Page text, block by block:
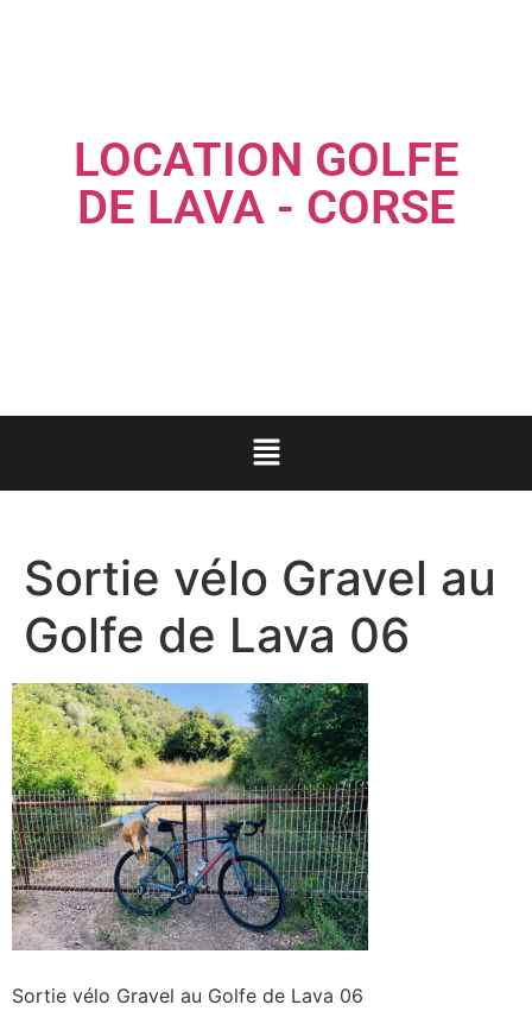
LOCATION GOLFE
DE LAVA - CORSE
Sortie vélo Gravel au
Golfe de Lava 06
Sortie vélo Gravel au Golfe de Lava 06